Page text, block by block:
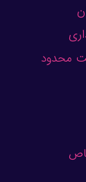
محدود